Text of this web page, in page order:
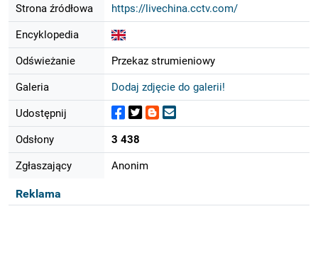
Strona źródłowa https://livechina.cctv.com/
Encyklopedia
Odświeżanie Przekaz strumieniowy
Galeria Dodaj zdjęcie do galerii!
Udostępnij
Odsłony 3 438
Zgłaszający Anonim
Reklama